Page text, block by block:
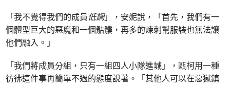
「我不覺得我們的成員低調」，安妮說，「首先，我們有一
個體型巨大的惡魔和一個骷髏，再多的煉刺幫服裝也無法讓
他們融入。」
「我們將成員分組，只有一組四人小隊進城」，甌柯用一種
彷彿這件事再簡單不過的態度說著。「其他人可以在惡獄鎮